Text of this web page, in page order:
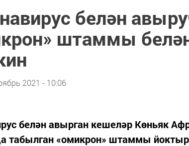
белән
штаммы
2021 - 10:06
белән авырган кешеләр Көньяк
табылган «омикрон» штаммы